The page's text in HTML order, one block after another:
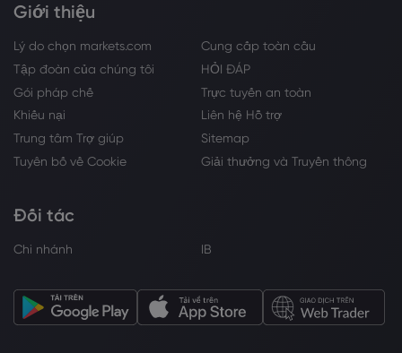
Giới thiệu
Lý do chọn markets.com
Cung cấp toàn cầu
Tập đoàn của chúng tôi
HỎI ĐÁP
Gói pháp chế
Trực tuyến an toàn
Khiếu nại
Liên hệ Hỗ trợ
Trung tâm Trợ giúp
Sitemap
Tuyên bố về Cookie
Giải thưởng và Truyền thông
Đối tác
Chi nhánh IB